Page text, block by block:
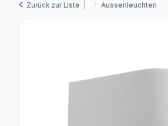
Zurück zur Liste Aussenleuchten